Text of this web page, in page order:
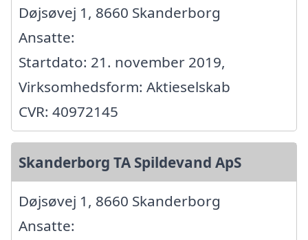
Døjsøvej 1, 8660 Skanderborg
Ansatte:
Startdato: 21. november 2019,
Virksomhedsform: Aktieselskab
CVR: 40972145
Skanderborg TA Spildevand ApS
Døjsøvej 1, 8660 Skanderborg
Ansatte: